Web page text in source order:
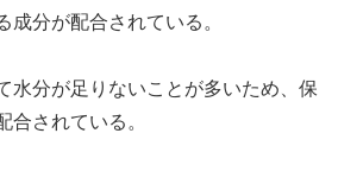
成分が配合されている。
水分が足りないことが多いため、保
合されている。